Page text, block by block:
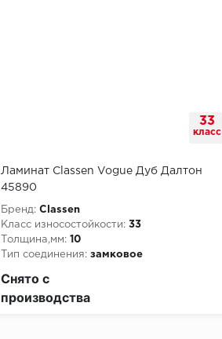
33
класс
Ламинат Classen Vogue Дуб Далтон
45890
Бренд: Classen
Класс износостойкости: 33
Толщина,мм: 10
Тип соединения: замковое
Снято с
производства